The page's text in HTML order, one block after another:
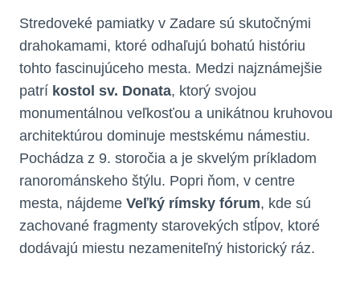
Stredoveké pamiatky v Zadare sú skutočnými
drahokamami, ktoré odhaľujú bohatú históriu
tohto fascinujúceho mesta. Medzi najznámejšie
patrí kostol sv. Donata, ktorý svojou
monumentálnou veľkosťou a unikátnou kruhovou
architektúrou dominuje mestskému námestiu.
Pochádza z 9. storočia a je skvelým príkladom
ranorománskeho štýlu. Popri ňom, v centre
mesta, nájdeme Veľký rímsky fórum, kde sú
zachované fragmenty starovekých stĺpov, ktoré
dodávajú miestu nezameniteľný historický ráz.